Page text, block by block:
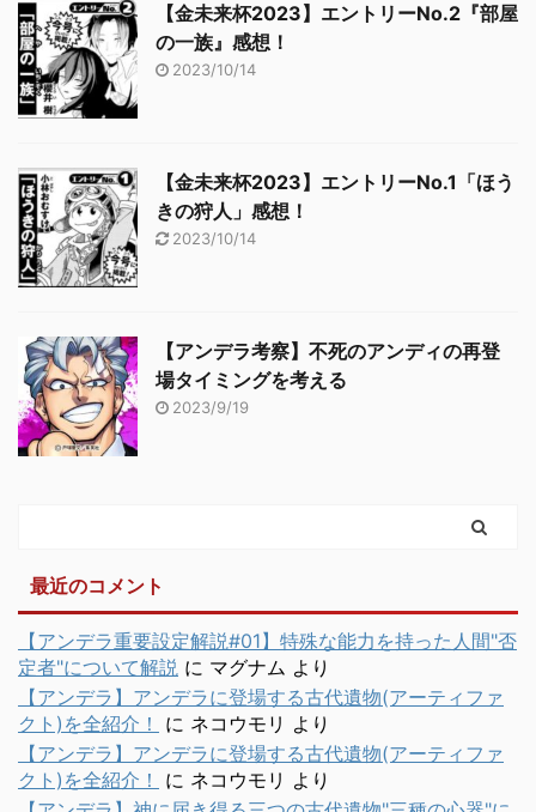
【金未来杯2023】エントリーNo.2『部屋
の一族』感想！
2023/10/14
【金未来杯2023】エントリーNo.1「ほう
きの狩人」感想！
2023/10/14
【アンデラ考察】不死のアンディの再登
場タイミングを考える
2023/9/19
最近のコメント
【アンデラ重要設定解説#01】特殊な能力を持った人間"否
定者"について解説 に マグナム より
【アンデラ】アンデラに登場する古代遺物(アーティファ
クト)を全紹介！
に ネコウモリ より
【アンデラ】アンデラに登場する古代遺物(アーティファ
クト)を全紹介！
に ネコウモリ より